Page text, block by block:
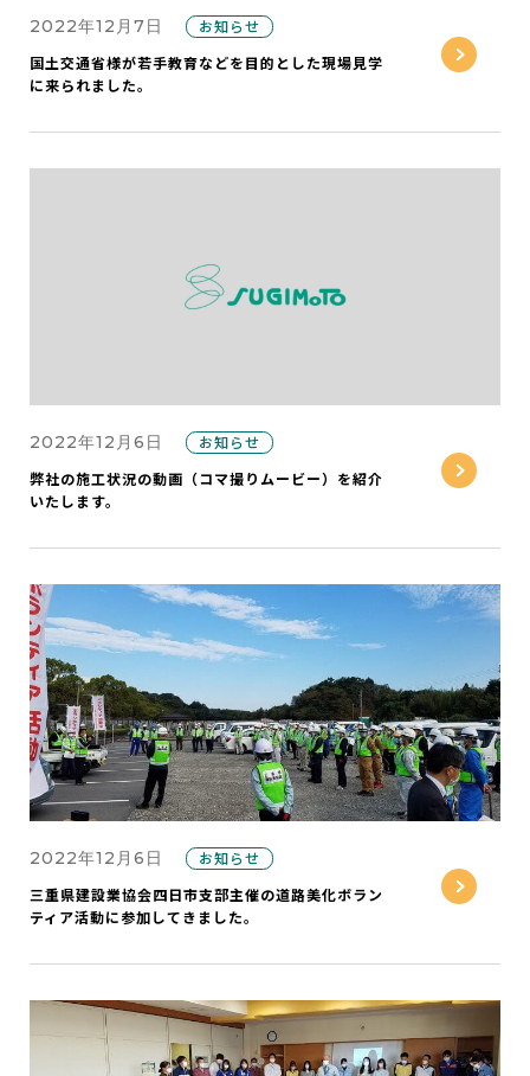
2022年12月7日
お知らせ
国土交通省様が若手教育などを目的とした現場見学
に来られました。
2022年12月6日
お知らせ
弊社の施工状況の動画（コマ撮りムービー）を紹介
いたします。
2022年12月6日
お知らせ
三重県建設業協会四日市支部主催の道路美化ボラン
ティア活動に参加してきました。